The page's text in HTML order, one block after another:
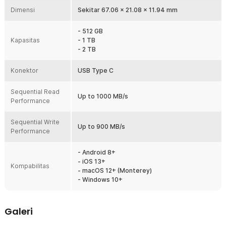
kompatibel dengan berbagai perangkat.
Tidak sengaja menghapus data yang penting? Tidak perlu khawatir.
Pulihkan data terhapus dengan software pemulihan data premium
Dibuat untuk Anda yang bekerja dengan banyak file penting,
GB hingga 2 TB, gunakan untuk menyimpan dan mentransfer data
penting sehari-hari.
Kelengkapan Produk
1 x SanDisk Extreme PRO Flash Drive with USB Type C 1000MB/s
Dimensi Sekitar 67.06 x 21.08 x 11.94 mm
Kapasitas
- 512 GB
- 1 TB
- 2 TB
Konektor USB Type C
Sequential Read
Performance
Up to 1000 MB/s
Sequential Write
Performance
Up to 900 MB/s
Kompabilitas
- Android 8+
- iOS 13+
- macOS 12+ (Monterey)
- Windows 10+
Galeri